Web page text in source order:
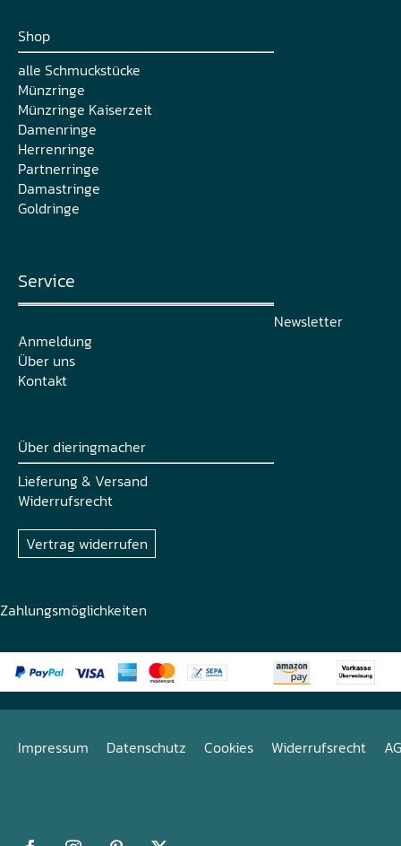
Shop
alle Schmuckstücke
Münzringe
Münzringe Kaiserzeit
Damenringe
Herrenringe
Partnerringe
Damastringe
Goldringe
Service
Newsletter
Anmeldung
Über uns
Kontakt
Über dieringmacher
Lieferung & Versand
Widerrufsrecht
Vertrag widerrufen
Zahlungsmöglichkeiten
Impressum Datenschutz Cookies Widerrufsrecht